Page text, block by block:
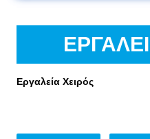
Εργαλεία Χειρός